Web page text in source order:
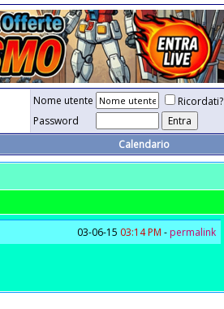
Nome utente
Ricordati?
Password
Calendario
03-06-15 03:14 PM -permalink